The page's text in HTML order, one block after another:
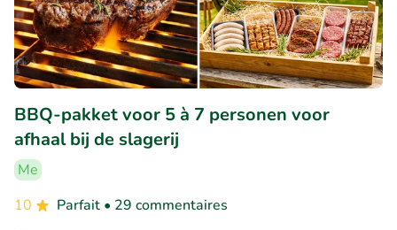
BBQ-pakket voor 5 à 7 personen voor
afhaal bij de slagerij
Me
10
Parfait • 29 commentaires